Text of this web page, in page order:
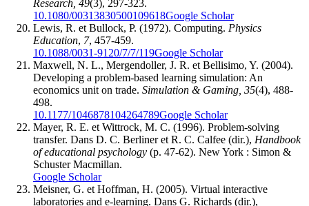
Research, 49(3), 297-323.
10.1080/00313830500109618Google Scholar
Lewis, R. et Bullock, P. (1972). Computing. Physics
Education, 7, 457-459.
10.1088/0031-9120/7/7/119Google Scholar
Maxwell, N. L., Mergendoller, J. R. et Bellisimo, Y. (2004).
Developing a problem-based learning simulation: An
economics unit on trade. Simulation & Gaming, 35(4), 488-
498.
10.1177/1046878104264789Google Scholar
Mayer, R. E. et Wittrock, M. C. (1996). Problem-solving
transfer. Dans D. C. Berliner et R. C. Calfee (dir.), Handbook
of educational psychology (p. 47-62). New York : Simon &
Schuster Macmillan.
Google Scholar
Meisner, G. et Hoffman, H. (2005). Virtual interactive
laboratories and e-learning. Dans G. Richards (dir.),